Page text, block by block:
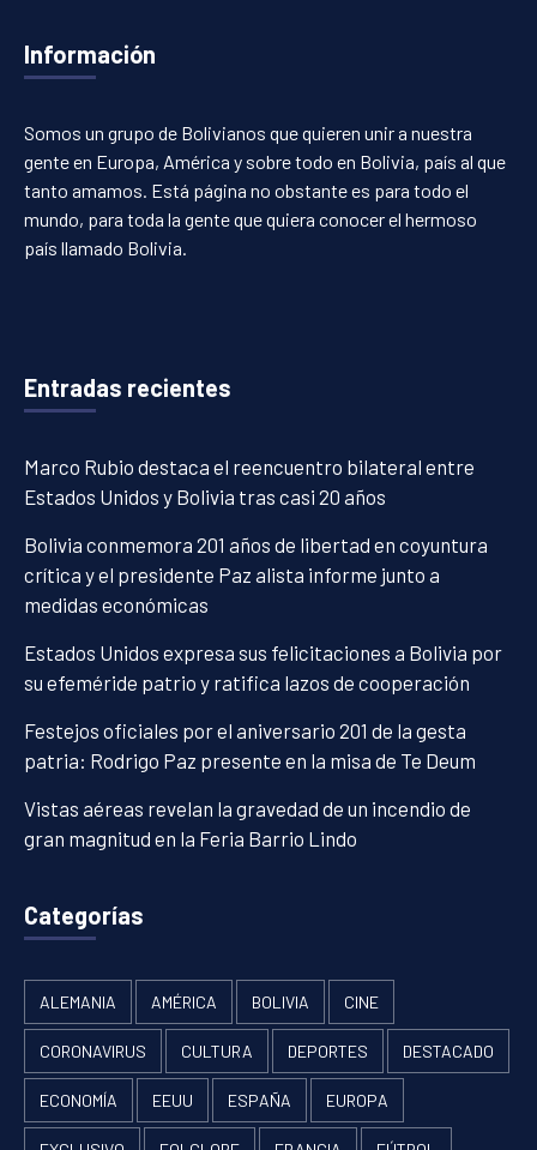
Información
Somos un grupo de Bolivianos que quieren unir a nuestra
gente en Europa, América y sobre todo en Bolivia, país al que
tanto amamos. Está página no obstante es para todo el
mundo, para toda la gente que quiera conocer el hermoso
país llamado Bolivia.
Entradas recientes
Marco Rubio destaca el reencuentro bilateral entre
Estados Unidos y Bolivia tras casi 20 años
Bolivia conmemora 201 años de libertad en coyuntura
crítica y el presidente Paz alista informe junto a
medidas económicas
Estados Unidos expresa sus felicitaciones a Bolivia por
su efeméride patrio y ratifica lazos de cooperación
Festejos oficiales por el aniversario 201 de la gesta
patria: Rodrigo Paz presente en la misa de Te Deum
Vistas aéreas revelan la gravedad de un incendio de
gran magnitud en la Feria Barrio Lindo
Categorías
ALEMANIA AMÉRICA BOLIVIA CINE
CORONAVIRUS CULTURA DEPORTES DESTACADO
ECONOMÍA EEUU ESPAÑA EUROPA